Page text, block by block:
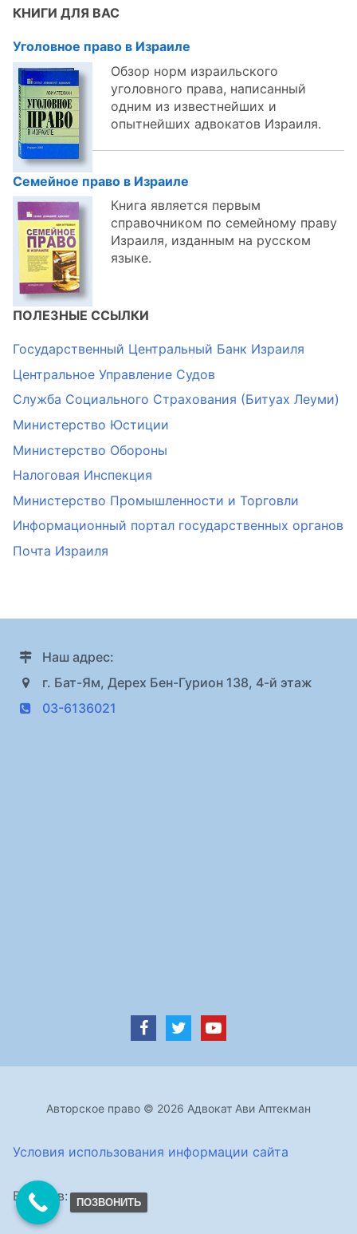
КНИГИ ДЛЯ ВАС
Уголовное право в Израиле
Обзор норм израильского
уголовного права, написанный
одним из известнейших и
опытнейших адвокатов Израиля.
Семейное право в Израиле
Книга является первым
справочником по семейному праву
Израиля, изданным на русском
языке.
ПОЛЕЗНЫЕ ССЫЛКИ
Государственный Центральный Банк Израиля
Центральное Управление Судов
Служба Социального Страхования (Битуах Леуми)
Министерство Юстиции
Министерство Обороны
Налоговая Инспекция
Министерство Промышленности и Торговли
Информационный портал государственных органов
Почта Израиля
Наш адрес:
г. Бат-Ям, Дерех Бен-Гурион 138, 4-й этаж
03-6136021
Авторское право © 2026 Адвокат Ави Аптекман
Условия использования информации сайта
Визитов: ПОЗВОНИТЬ